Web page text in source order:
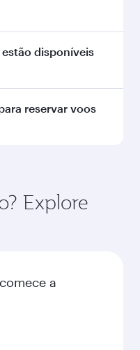
de...